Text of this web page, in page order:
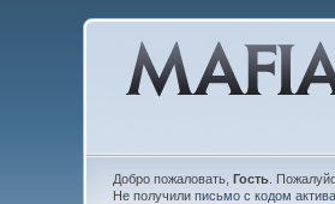
Добро пожаловать, Гость.
Не получили письмо с кодом